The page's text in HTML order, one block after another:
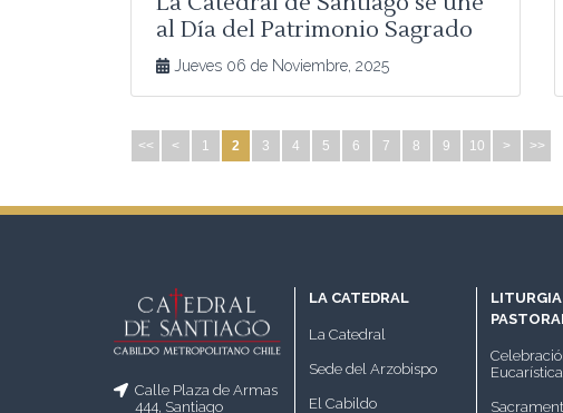
al Día del Patrimonio Sagrado
2025Jueves 06 de Noviembre, 2025
<< < 1 2 3 4 5 6 7 8 9 10 > >>
Calle Plaza de Armas
444, Santiago
LA CATEDRAL
La Catedral
Sede del Arzobispo
El Cabildo
LITURGIA
Eucarística